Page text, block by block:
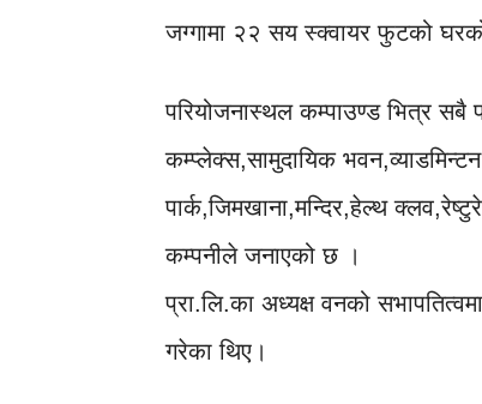
जग्गामा २२ सय स्क्वायर फुटको
परियोजनास्थल कम्पाउण्ड भित्र सबै
कम्प्लेक्स,सामुदायिक
पार्क,जिमखाना,मन्दिर,हेल्थ
कम्पनीले जनाएको छ ।
प्रा.लि.का अध्यक्ष वनको
गरेका थिए।